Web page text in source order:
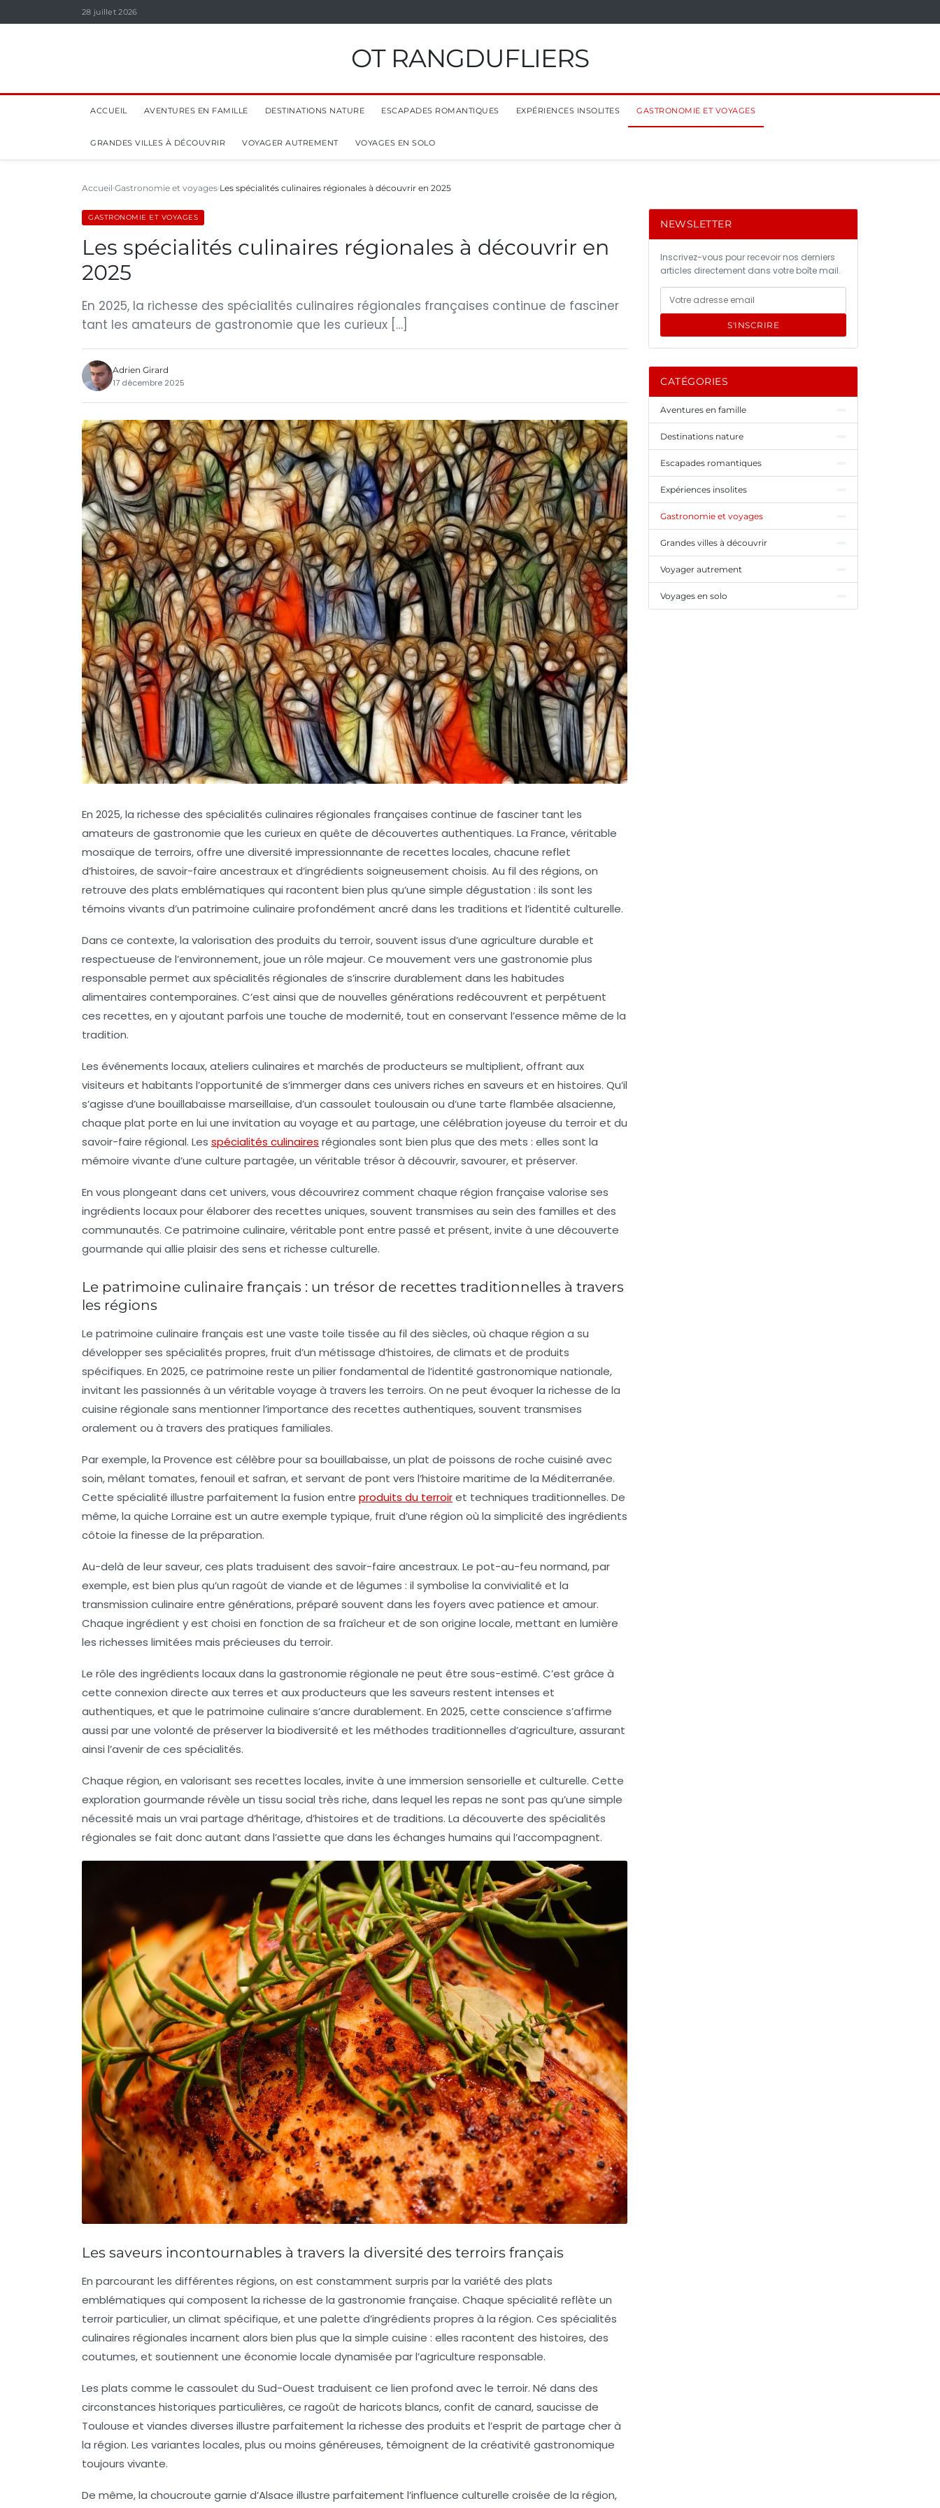
28 juillet 2026
OT RANGDUFLIERS
ACCUEIL AVENTURES EN FAMILLE DESTINATIONS NATURE ESCAPADES ROMANTIQUES EXPÉRIENCES INSOLITES GASTRONOMIE ET VOYAGES
GRANDES VILLES À DÉCOUVRIR VOYAGER AUTREMENT VOYAGES EN SOLO
Accueil Gastronomie et voyages Les spécialités culinaires régionales à découvrir en 2025
GASTRONOMIE ET VOYAGES
Les spécialités culinaires régionales à découvrir en
2025
En 2025, la richesse des spécialités culinaires régionales françaises continue de fasciner
tant les amateurs de gastronomie que les curieux […]
Adrien Girard
17 décembre 2025
En 2025, la richesse des spécialités culinaires régionales françaises continue de fasciner tant les
amateurs de gastronomie que les curieux en quête de découvertes authentiques. La France, véritable
mosaïque de terroirs, offre une diversité impressionnante de recettes locales, chacune reflet
d’histoires, de savoir-faire ancestraux et d’ingrédients soigneusement choisis. Au fil des régions, on
retrouve des plats emblématiques qui racontent bien plus qu’une simple dégustation : ils sont les
témoins vivants d’un patrimoine culinaire profondément ancré dans les traditions et l’identité culturelle.
Dans ce contexte, la valorisation des produits du terroir, souvent issus d’une agriculture durable et
respectueuse de l’environnement, joue un rôle majeur. Ce mouvement vers une gastronomie plus
responsable permet aux spécialités régionales de s’inscrire durablement dans les habitudes
alimentaires contemporaines. C’est ainsi que de nouvelles générations redécouvrent et perpétuent
ces recettes, en y ajoutant parfois une touche de modernité, tout en conservant l’essence même de la
tradition.
Les événements locaux, ateliers culinaires et marchés de producteurs se multiplient, offrant aux
visiteurs et habitants l’opportunité de s’immerger dans ces univers riches en saveurs et en histoires. Qu’il
s’agisse d’une bouillabaisse marseillaise, d’un cassoulet toulousain ou d’une tarte flambée alsacienne,
chaque plat porte en lui une invitation au voyage et au partage, une célébration joyeuse du terroir et du
savoir-faire régional. Les spécialités culinaires régionales sont bien plus que des mets : elles sont la
mémoire vivante d’une culture partagée, un véritable trésor à découvrir, savourer, et préserver.
En vous plongeant dans cet univers, vous découvrirez comment chaque région française valorise ses
ingrédients locaux pour élaborer des recettes uniques, souvent transmises au sein des familles et des
communautés. Ce patrimoine culinaire, véritable pont entre passé et présent, invite à une découverte
gourmande qui allie plaisir des sens et richesse culturelle.
Le patrimoine culinaire français : un trésor de recettes traditionnelles à travers
les régions
Le patrimoine culinaire français est une vaste toile tissée au fil des siècles, où chaque région a su
développer ses spécialités propres, fruit d’un métissage d’histoires, de climats et de produits
spécifiques. En 2025, ce patrimoine reste un pilier fondamental de l’identité gastronomique nationale,
invitant les passionnés à un véritable voyage à travers les terroirs. On ne peut évoquer la richesse de la
cuisine régionale sans mentionner l’importance des recettes authentiques, souvent transmises
oralement ou à travers des pratiques familiales.
Par exemple, la Provence est célèbre pour sa bouillabaisse, un plat de poissons de roche cuisiné avec
soin, mêlant tomates, fenouil et safran, et servant de pont vers l’histoire maritime de la Méditerranée.
Cette spécialité illustre parfaitement la fusion entre produits du terroiret techniques traditionnelles. De
même, la quiche Lorraine est un autre exemple typique, fruit d’une région où la simplicité des ingrédients
côtoie la finesse de la préparation.
Au-delà de leur saveur, ces plats traduisent des savoir-faire ancestraux. Le pot-au-feu normand, par
exemple, est bien plus qu’un ragoût de viande et de légumes : il symbolise la convivialité et la
transmission culinaire entre générations, préparé souvent dans les foyers avec patience et amour.
Chaque ingrédient y est choisi en fonction de sa fraîcheur et de son origine locale, mettant en lumière
les richesses limitées mais précieuses du terroir.
Le rôle des ingrédients locauxdans la gastronomie régionale ne peut être sous-estimé. C’est grâce à
cette connexion directe aux terres et aux producteurs que les saveurs restent intenses et
authentiques, et que le patrimoine culinaire s’ancre durablement. En 2025, cette conscience s’affirme
aussi par une volonté de préserver la biodiversité et les méthodes traditionnelles d’agriculture, assurant
ainsi l’avenir de ces spécialités.
Chaque région, en valorisant ses recettes locales, invite à une immersion sensorielle et culturelle. Cette
exploration gourmande révèle un tissu social très riche, dans lequel les repas ne sont pas qu’une simple
nécessité mais un vrai partage d’héritage, d’histoires et de traditions. La découverte des spécialités
régionales se fait donc autant dans l’assiette que dans les échanges humains qui l’accompagnent.
Les saveurs incontournables à travers la diversité des terroirs français
En parcourant les différentes régions, on est constamment surpris par la variété des plats
emblématiques qui composent la richesse de la gastronomie française. Chaque spécialité reflète un
terroir particulier, un climat spécifique, et une palette d’ingrédients propres à la région. Ces spécialités
culinaires régionales incarnent alors bien plus que la simple cuisine : elles racontent des histoires, des
coutumes, et soutiennent une économie locale dynamisée par l’agriculture responsable.
Les plats comme le cassoulet du Sud-Ouest traduisent ce lien profond avec le terroir. Né dans des
circonstances historiques particulières, ce ragoût de haricots blancs, confit de canard, saucisse de
Toulouse et viandes diverses illustre parfaitement la richesse des produits et l’esprit de partage cher à
la région. Les variantes locales, plus ou moins généreuses, témoignent de la créativité gastronomique
toujours vivante.
De même, la choucroute garnie d’Alsace illustre parfaitement l’influence culturelle croisée de la région,
NEWSLETTER
Inscrivez-vous pour recevoir nos derniers
articles directement dans votre boîte mail.
S'INSCRIRE
CATÉGORIES
Aventures en famille
Destinations nature
Escapades romantiques
Expériences insolites
Gastronomie et voyages
Grandes villes à découvrir
Voyager autrement
Voyages en solo